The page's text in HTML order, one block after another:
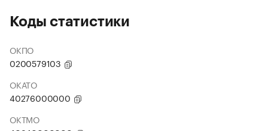
Коды статистики
ОКПО
0200579103
ОКАТО
40276000000
ОКТМО